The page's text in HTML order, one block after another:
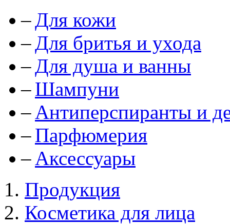
Для кожи
Для бритья и ухода
Для душа и ванны
Шампуни
Антиперспиранты и
Парфюмерия
Аксессуары
Продукция
Косметика для лица